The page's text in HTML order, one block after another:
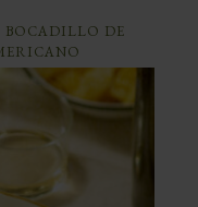
BOCADILLO DE